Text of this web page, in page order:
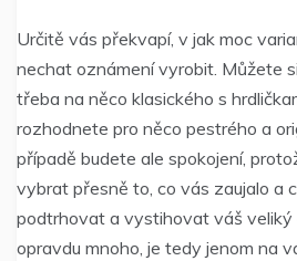
Určitě vás překvapí, v jak moc
nechat oznámení vyrobit. Můžete
třeba na něco klasického s
rozhodnete pro něco pestrého a
případě budete ale spokojení,
vybrat přesně to, co vás zaujalo a
podtrhovat a vystihovat váš veliký
opravdu mnoho, je tedy jenom na